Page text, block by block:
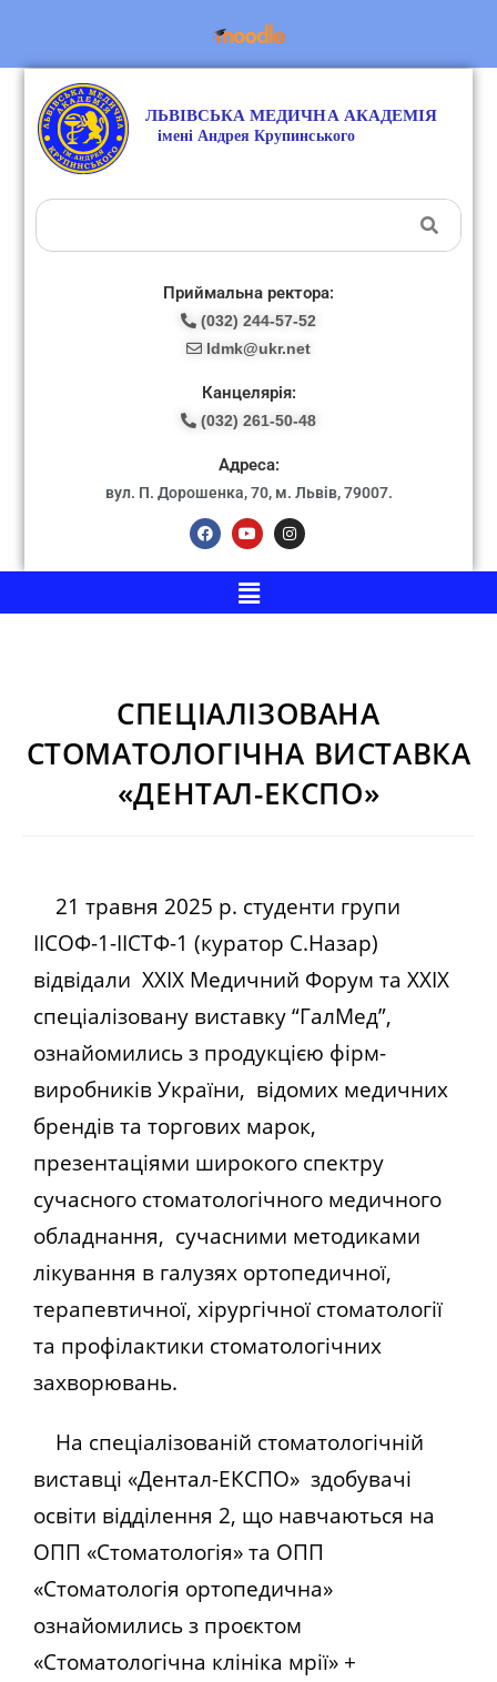
Приймальна ректора:
(032) 244-57-52
ldmk@ukr.net
Канцелярія:
(032) 261-50-48
Адреса:
вул. П. Дорошенка, 70, м. Львів, 79007.
СПЕЦІАЛІЗОВАНА
СТОМАТОЛОГІЧНА ВИСТАВКА
«ДЕНТАЛ-ЕКСПО»
21 травня 2025 р. студенти групи
ІІСОФ-1-ІІСТФ-1 (куратор С.Назар)
відвідали ХХІХ Медичний Форум та ХХІХ
спеціалізовану виставку “ГалМед”,
ознайомились з продукцією фірм-
виробників України, відомих медичних
брендів та торгових марок,
презентаціями широкого спектру
сучасного стоматологічного медичного
обладнання, сучасними методиками
лікування в галузях ортопедичної,
терапевтичної, хірургічної стоматології
та профілактики стоматологічних
захворювань.
На спеціалізованій стоматологічній
виставці «Дентал-ЕКСПО» здобувачі
освіти відділення 2, що навчаються на
ОПП «Стоматологія» та ОПП
«Стоматологія ортопедична»
ознайомились з проєктом
«Стоматологічна клініка мрії» +